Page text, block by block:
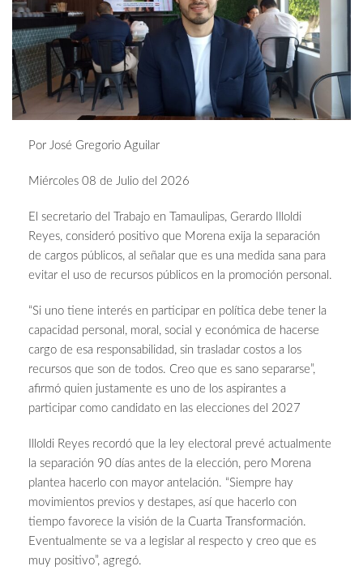
Por José Gregorio Aguilar
Miércoles 08 de Julio del 2026
El secretario del Trabajo en Tamaulipas, Gerardo Illoldi
Reyes, consideró positivo que Morena exija la separación
de cargos públicos, al señalar que es una medida sana para
evitar el uso de recursos públicos en la promoción personal.
“Si uno tiene interés en participar en política debe tener la
capacidad personal, moral, social y económica de hacerse
cargo de esa responsabilidad, sin trasladar costos a los
recursos que son de todos. Creo que es sano separarse”,
afirmó quien justamente es uno de los aspirantes a
participar como candidato en las elecciones del 2027
Illoldi Reyes recordó que la ley electoral prevé actualmente
la separación 90 días antes de la elección, pero Morena
plantea hacerlo con mayor antelación. “Siempre hay
movimientos previos y destapes, así que hacerlo con
tiempo favorece la visión de la Cuarta Transformación.
Eventualmente se va a legislar al respecto y creo que es
muy positivo”, agregó.